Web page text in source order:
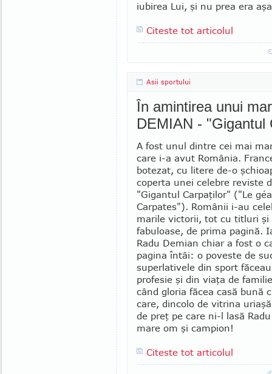
iubi­rea Lui, şi nu prea era
Citeste tot articolul
Asii sportului
În amintirea unui
DEMIAN - "Gigantul
A fost unul dintre cei mai
care i-a avut România.
botezat, cu litere de-o
coperta unei cele­bre reviste
"Gigan­tul Carpaţilor" ("Le
Carpates"). Românii i-au
marile victorii, tot cu titluri şi
fabuloase, de prima pagină.
Radu Demian chiar a fost o
pagina întâi: o poveste de
superlativele din sport
profesie şi din viaţa de
când gloria făcea casă bună
care, dincolo de vitrina
de preţ pe care ni-l lasă
mare om şi campion!
Citeste tot articolul